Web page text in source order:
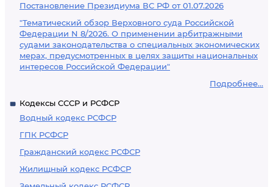
Постановление Президиума ВС РФ от 01.07.2026
"Тематический обзор Верховного суда Российской
Федерации N 8/2026. О применении арбитражными
судами законодательства о специальных экономических
мерах, предусмотренных в целях защиты национальных
интересов Российской Федерации"
Подробнее...
Кодексы СССР и РСФСР
Водный кодекс РСФСР
ГПК РСФСР
Гражданский кодекс РСФСР
Жилищный кодекс РСФСР